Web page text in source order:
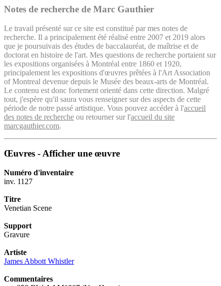
Notes de recherche de Marc Gauthier
Le travail présenté sur ce site est constitué par mes notes de
recherche. Il a principalement été réalisé entre 2007 et 2019 alors
que je poursuivais des études de baccalauréat, de maîtrise et de
doctorat en histoire de l'art. Mes questions de recherche portaient sur
les expositions organisées à Montréal entre 1860 et 1920,
principalement les expositions d'œuvres prêtées à l'Art Association
of Montreal devenue depuis le Musée des beaux-arts de Montréal.
Le contenu est donc fortement orienté dans cette direction. Malgré
tout, j'espère qu'il saura vous renseigner sur des aspects de cette
période de notre passé artistique. Vous pouvez accéder à l'accueil
des notes de recherche ou retourner sur l'accueil du site
marcgauthier.com.
Œuvres - Afficher une œuvre
Numéro d'inventaire
inv. 1127
Titre
Venetian Scene
Support
Gravure
Artiste
James Abbott Whistler
Commentaires